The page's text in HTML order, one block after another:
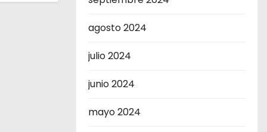
agosto 2024
julio 2024
junio 2024
mayo 2024